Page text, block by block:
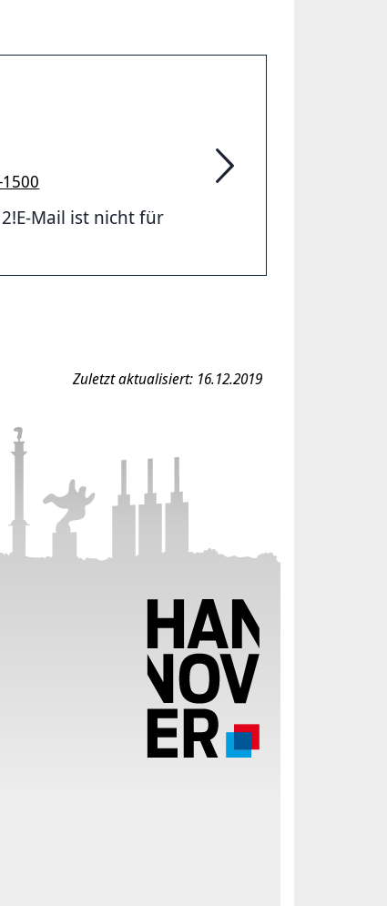
Mail ist nicht für
Zuletzt aktualisiert: 16.12.2019